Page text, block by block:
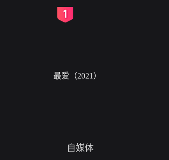
最爱（2021）
自媒体